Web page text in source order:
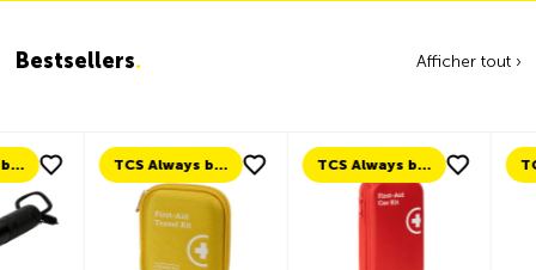
Bestsellers. Afficher tout ›
TCS Always by my side TCS Always by my side